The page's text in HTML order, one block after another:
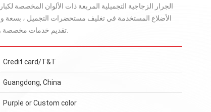
الجرار الزجاجية التجميلية المربعة ذات الألوان المخصصة
تقديم خدمات مخصصة وفقًا لمتطلبات العملاء.
Credit card/T&T
Guangdong, China
Purple or Custom color